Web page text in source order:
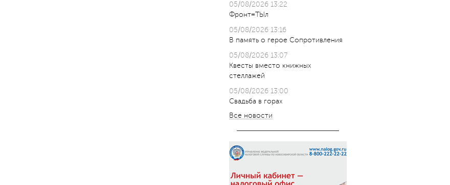
05/08/2026 13:22
Фронт=ТЫл
05/08/2026 13:16
В память о герое Сопротивления
05/08/2026 13:07
Квесты вместо книжных
стеллажей
05/08/2026 13:00
Свадьба в горах
Все новости